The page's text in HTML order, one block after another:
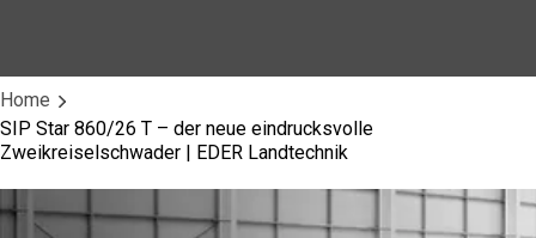
Home
SIP Star 860/26 T – der neue eindrucksvolle
Zweikreiselschwader | EDER Landtechnik